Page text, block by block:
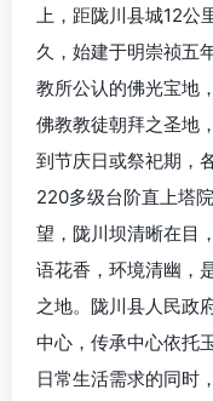
上，距陇川县城12公
久，始建于明崇祯五
教所公认的佛光宝地
佛教教徒朝拜之圣地
到节庆日或祭祀期，
220多级台阶直上塔
望，陇川坝清晰在目
语花香，环境清幽，
之地。陇川县人民政
中心，传承中心依托
日常生活需求的同时